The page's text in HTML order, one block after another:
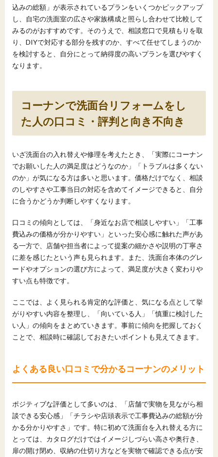
込みの総額」が表示されているプランをいくつかピックアップ
し、自宅の洗面室の広さや家族構成と照らし合わせて比較して
みるのがおすすめです。そのうえで、相談窓口で見積もりを取
り、DIYで対応する部分を残すのか、すべて任せてしまうのか
を検討すると、自分にとって納得度の高いプランを選びやすく
なります。
コーナンで洗面台リフォームをし
た人の口コミ・評判と向き不向き
いざ洗面台の入れ替えや修理を考えたとき、「実際にコーナン
でお願いした人の満足度はどうなのか」「トラブルは多くない
のか」が気になる方は多いと思います。価格だけでなく、相談
のしやすさや工事当日の対応を含めてイメージできると、自分
に合うかどうか判断しやすくなります。
口コミの傾向としては、「身近なお店で相談しやすい」「工事
費込みの価格が分かりやすい」といった安心感に触れた声があ
る一方で、店舗や担当者によって提案の細かさや説明の丁寧さ
に差を感じたという声も見られます。また、洗面台本体のグレ
ードやオプションの選び方によって、満足度が大きく変わりや
すい点も特徴です。
ここでは、よく見られる肯定的な評価と、気になる点として挙
がりやすい内容を整理し、「向いている人」「慎重に検討した
い人」の傾向をまとめていきます。事前に傾向を把握しておく
ことで、相談時に確認しておきたいポイントも見えてきます。
よくある良い口コミで分かるコーナンのメリット
ポジティブな評価として多いのは、「店舗で実物を見ながら相
談できる安心感」「チラシや店頭表示で工事費込みの総額が分
かる分かりやすさ」です。特に初めて洗面台を入れ替える方に
とっては、カタログだけではイメージしづらい高さや奥行き、
扉の開け閉め、収納の仕切り方などを実物で確認できる点が安